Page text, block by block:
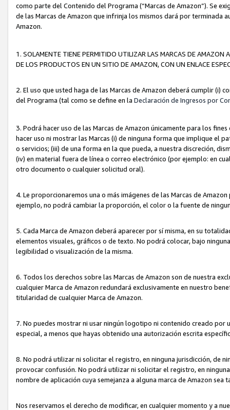
como parte del Contenido del Programa (“Marcas de Amazon”). Se
de las Marcas de Amazon que infrinja los mismos dará por terminada
Amazon.
1. SOLAMENTE TIENE PERMITIDO UTILIZAR LAS MARCAS DE
DE LOS PRODUCTOS EN UN SITIO DE AMAZON, CON UN ENLACE
2. El uso que usted haga de las Marcas de Amazon deberá cumplir (i)
del Programa (tal como se define en la Declaración de Ingresos por
3. Podrá hacer uso de las Marcas de Amazon únicamente para los
hacer uso ni mostrar las Marcas (i) de ninguna forma que implique el
o servicios; (iii) de una forma en la que pueda, a nuestra discreción,
(iv) en material fuera de línea o correo electrónico (por ejemplo: en
otro documento o cualquier solicitud oral).
4. Le proporcionaremos una o más imágenes de las Marcas de
ejemplo, no podrá cambiar la proporción, el color o la fuente de
5. Cada Marca de Amazon deberá aparecer por sí misma, en su
elementos visuales, gráficos o de texto. No podrá colocar, bajo
legibilidad o visualización de la misma.
6. Todos los derechos sobre las Marcas de Amazon son de nuestra
cualquier Marca de Amazon redundará exclusivamente en nuestro
titularidad de cualquier Marca de Amazon.
7. No puedes mostrar ni usar ningún logotipo ni contenido creado por
especial, a menos que hayas obtenido una autorización escrita
8. No podrá utilizar ni solicitar el registro, en ninguna jurisdicción, de
provocar confusión. No podrá utilizar ni solicitar el registro, en
nombre de aplicación cuya semejanza a alguna marca de Amazon
Nos reservamos el derecho de modificar, en cualquier momento y a